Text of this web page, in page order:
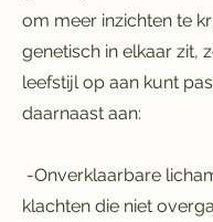
om meer inzichten te
genetisch in elkaar zit,
leefstijl op aan kunt
daarnaast aan:
-Onverklaarbare
klachten die niet